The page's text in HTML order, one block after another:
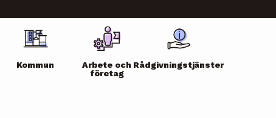
Kommun
Arbete och
företag
Rådgivningstjänster